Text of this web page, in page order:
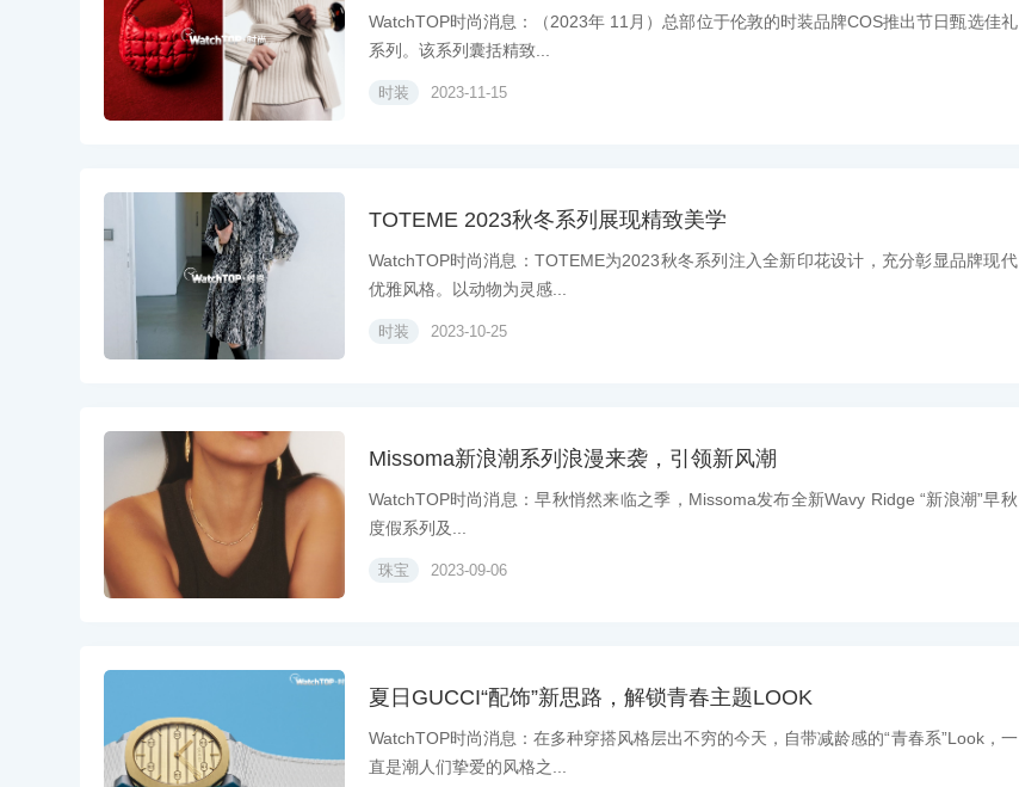
WatchTOP时尚消息：（2023年 11月）总部位于伦敦的时装品牌COS推出节日甄选佳礼
系列。该系列囊括精致...
时装 2023-11-15
TOTEME 2023秋冬系列展现精致美学
WatchTOP时尚消息：TOTEME为2023秋冬系列注入全新印花设计，充分彰显品牌现代
优雅风格。以动物为灵感...
时装 2023-10-25
Missoma新浪潮系列浪漫来袭，引领新风潮
WatchTOP时尚消息：早秋悄然来临之季，Missoma发布全新Wavy Ridge “新浪潮”早秋
度假系列及...
珠宝 2023-09-06
夏日GUCCI“配饰”新思路，解锁青春主题LOOK
WatchTOP时尚消息：在多种穿搭风格层出不穷的今天，自带减龄感的“青春系”Look，一
直是潮人们挚爱的风格之...